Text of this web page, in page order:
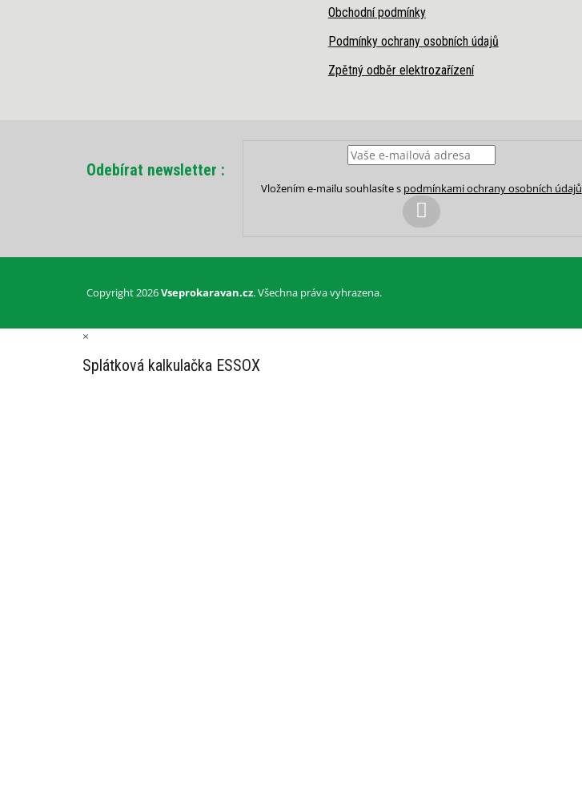
Obchodní podmínky
Podmínky ochrany osobních údajů
Zpětný odběr elektrozařízení
Odebírat newsletter
Vložením e-mailu souhlasíte s podmínkami ochrany osobních údajů
PŘIHLÁSIT
SE
Copyright 2026Vseprokaravan.cz. Všechna práva vyhrazena.
×
Splátková kalkulačka ESSOX